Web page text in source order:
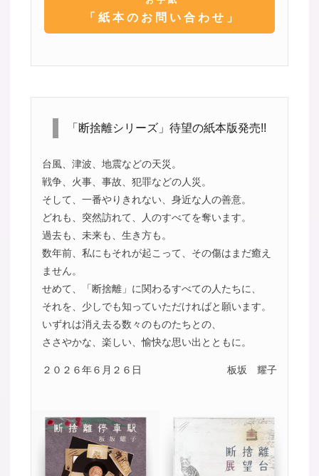
「紙本のお問い合わせ」
「断捨離シリーズ」待望の紙本版発売!!
台風、津波、地震などの天災。
戦争、火事、事故、犯罪などの人災。
そして、一番やりきれない、身近な人の善意。
どれも、突然訪れて、人のすべてを奪います。
過去も、未来も、生き方も。
数年前、私にもそれが起こって、その傷はまだ癒え
ません。
せめて、「断捨離」に関わるすべての人たちに、
それを、少しでも知っていただければと願います。
いずれは消え去る数々のものたちとの、
ささやかな、楽しい、愉快な思い出とともに。
２０２６年６月２６日 板坂 耀子